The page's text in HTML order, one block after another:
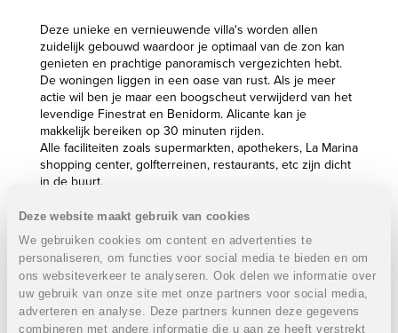
Deze website maakt gebruik van cookies
We gebruiken cookies om content en advertenties te
personaliseren, om functies voor social media te bieden en om
ons websiteverkeer te analyseren. Ook delen we informatie over
uw gebruik van onze site met onze partners voor social media,
adverteren en analyse. Deze partners kunnen deze gegevens
combineren met andere informatie die u aan ze heeft verstrekt
Deze unieke en vernieuwende villa's worden allen
zuidelijk gebouwd waardoor je optimaal van de zon kan
genieten en prachtige panoramisch vergezichten hebt.
De woningen liggen in een oase van rust. Als je meer
actie wil ben je maar een boogscheut verwijderd van het
levendige Finestrat en Benidorm. Alicante kan je
makkelijk bereiken op 30 minuten rijden.
Alle faciliteiten zoals supermarkten, apothekers, La Marina
shopping center, golfterreinen, restaurants, etc zijn dicht
in de buurt.
Dit complex heeft 23 exclusieve villa's, half-geschakelde
of vrijstaande, die afgewerkt worden met hoogwaardige
kwalitatieve materialen. De bouw bestaat uit een
ecologische architectuur, waardoor je een lage
energiekost hebt en een maximum aan comfort.
Alle villa's beschikken op de gelijkvloerse verdieping
reeds over 1 slaapkamer en 1 badkamer, een ruime